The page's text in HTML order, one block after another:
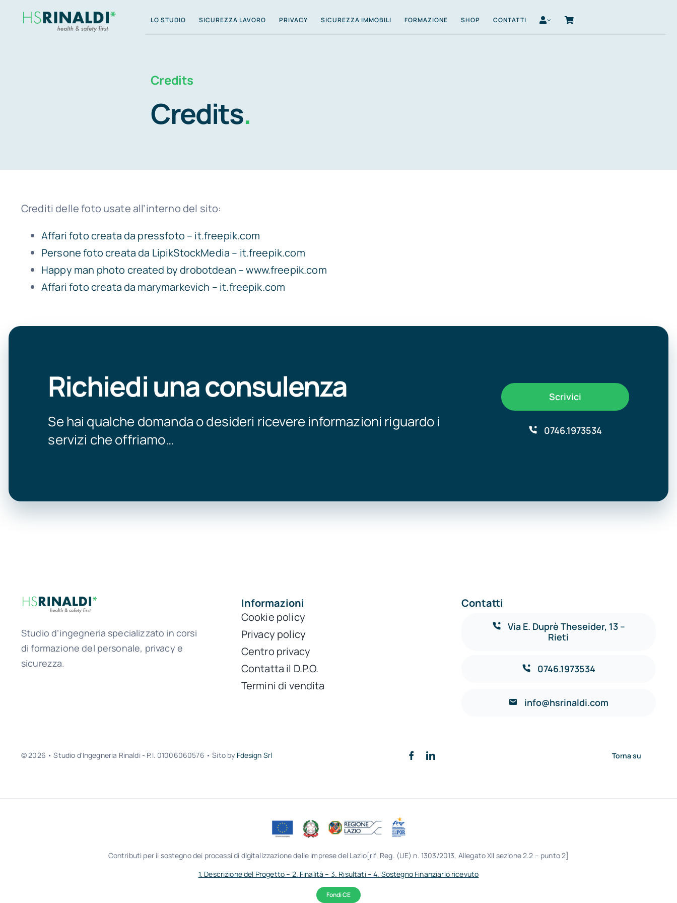
LO STUDIO SICUREZZA LAVORO PRIVACY SICUREZZA IMMOBILI FORMAZIONE SHOP CONTATTI
Credits
Credits.
Crediti delle foto usate all’interno del sito:
Affari foto creata da pressfoto – it.freepik.com
Persone foto creata da LipikStockMedia – it.freepik.com
Happy man photo created by drobotdean – www.freepik.com
Affari foto creata da marymarkevich – it.freepik.com
Richiedi una consulenza
Se hai qualche domanda o desideri ricevere informazioni riguardo i
servizi che offriamo…
Scrivici
0746.1973534
Studio d’ingegneria specializzato in corsi
di formazione del personale, privacy e
sicurezza.
Informazioni
Cookie policy
Privacy policy
Centro privacy
Contatta il D.P.O.
Termini di vendita
Contatti
Via E. Duprè Theseider, 13 –
Rieti
0746.1973534
info@hsrinaldi.com
© 2026 • Studio d'Ingegneria Rinaldi - P.I. 01006060576 • Sito by Fdesign Srl Torna su
Contributi per il sostegno dei processi di digitalizzazione delle imprese del Lazio[rif. Reg. (UE) n. 1303/2013, Allegato XII sezione 2.2 – punto 2]
1. Descrizione del Progetto – 2. Finalità – 3. Risultati – 4. Sostegno Finanziario ricevuto
Fondi CE